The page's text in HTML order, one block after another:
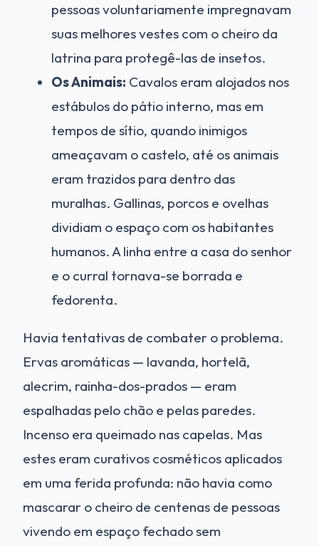
pessoas voluntariamente impregnavam
suas melhores vestes com o cheiro da
latrina para protegê-las de insetos.
Os Animais: Cavalos eram alojados nos
estábulos do pátio interno, mas em
tempos de sítio, quando inimigos
ameaçavam o castelo, até os animais
eram trazidos para dentro das
muralhas. Gallinas, porcos e ovelhas
dividiam o espaço com os habitantes
humanos. A linha entre a casa do senhor
e o curral tornava-se borrada e
fedorenta.
Havia tentativas de combater o problema.
Ervas aromáticas — lavanda, hortelã,
alecrim, rainha-dos-prados — eram
espalhadas pelo chão e pelas paredes.
Incenso era queimado nas capelas. Mas
estes eram curativos cosméticos aplicados
em uma ferida profunda: não havia como
mascarar o cheiro de centenas de pessoas
vivendo em espaço fechado sem